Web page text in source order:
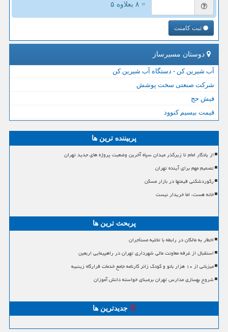
= ۸ بعلاوه ۵
ثبت کامنت
دوستان مسیرساز
آب شیرین کن - دستگاه آب شیرین کن
شرکت صنعتی سخت پوشش
فیش حج
قیمت بیسیم کنوود
پربیننده ترین ها
از یادگار امام تا زیرگذر میدان سپاه آخرین وضعیت پروژه های جدید تهران
تصمیم مهم برای آینده تهران
رکوردشکنی قیمتها در بازار مسکن
خانه هست، اما خریدار نیست
پربحث ترین ها
اخطار به مالکان در رابطه با تخلیه مستأجران
استقبال از غرفه معاونت مالی شهرداری تهران در راهپیمایی اربعین
میزبانی از ۱۰ هزار بانو و کودک زائر کارنامه جامع خدمات قرارگاه زینبیه
شروع بهسازی مدارس تهران برمبنای خواسته دانش آموزان
جدیدترین ها